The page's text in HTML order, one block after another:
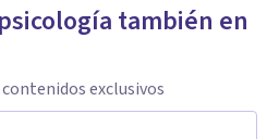
también en
exclusivos